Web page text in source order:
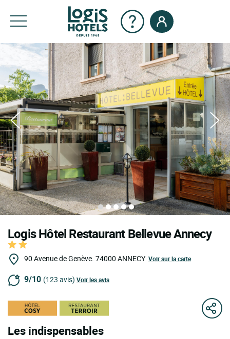
Logis Hôtel Restaurant Bellevue Annecy
90 Avenue de Genève. 74000 ANNECY Voir sur la carte
9/10 (123 avis) Voir les avis
Les indispensables